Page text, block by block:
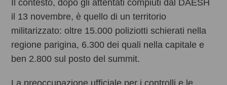
Il contesto, dopo gli attentati compiuti dal DAESH
il 13 novembre, è quello di un territorio
militarizzato: oltre 15.000 poliziotti schierati nella
regione parigina, 6.300 dei quali nella capitale e
ben 2.800 sul posto del summit.